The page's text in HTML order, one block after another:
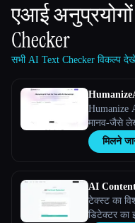
एआई
Checker
सभी AI Text Checker विकल्प
Humanize
मानव-जैसे
मिलने
AI
टेक्स्ट का
डिटेक्टर का